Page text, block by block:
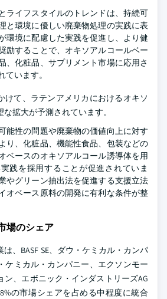
ライフスタイルのトレンドは、持続可
と環境に優しい廃棄物処理の実践に表
環境に配慮した実践を促進し、より健
励することで、オキソアルコールベー
、化粧品、サプリメント市場に応用さ
います。
けて、ラテンアメリカにおけるオキソ
拡大が予測されています。
能性の問題や廃棄物の価値向上に対す
り、化粧品、機能性食品、包装などの
ベースのオキソアルコール誘導体を用
践を採用することが促進されていま
やグリーン抽出法を促進する支援立法
オベース原料の開発に有利な条件が整
場のシェア
、BASF SE、ダウ・ケミカル・カンパ
ケミカル・カンパニー、エクソンモー
ン、エボニック・インダストリーズAG
の市場シェアを占める中程度に統合